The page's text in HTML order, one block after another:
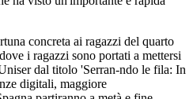
concreta ai ragazzi del quarto
i ragazzi sono portati a mettersi
dal titolo 'Serran-ndo le fila: In
digitali, maggiore